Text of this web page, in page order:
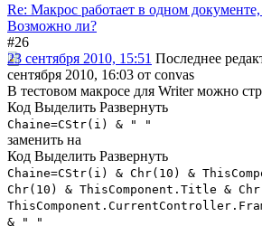
Re: Макрос работает в одном
Возможно ли?
#26
23 сентября 2010, 15:51 Последнее
сентября 2010, 16:03 от convas
В тестовом макросе для Writer можно
Код Выделить Развернуть
Chaine=CStr(i) & " "
заменить на
Код Выделить Развернуть
Chaine=CStr(i) & Chr(10) &
Chr(10) & ThisComponent.Title &
& " "